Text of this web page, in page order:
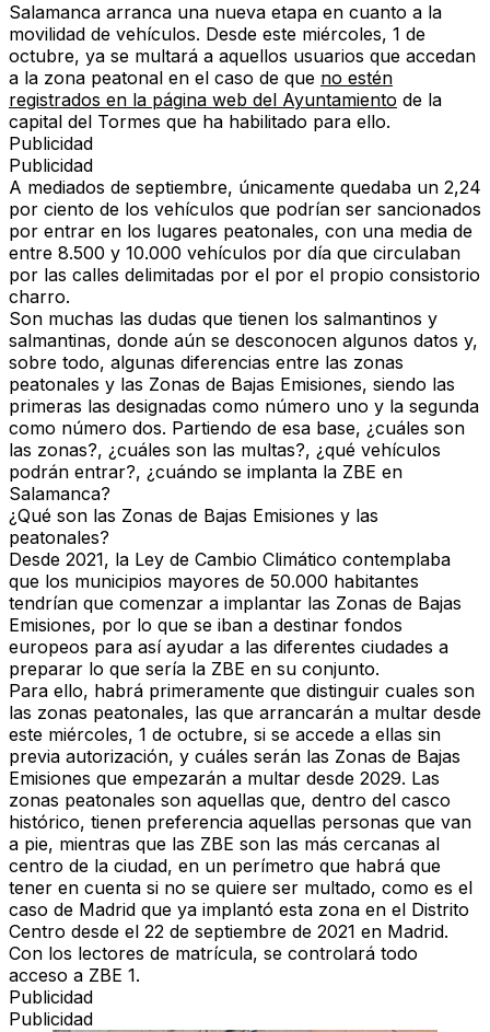
Salamanca arranca una nueva etapa en cuanto a la
movilidad de vehículos. Desde este miércoles, 1 de
octubre, ya se multará a aquellos usuarios que accedan
a la zona peatonal en el caso de que no estén
registrados en la página web del Ayuntamiento de la
capital del Tormes que ha habilitado para ello.
Publicidad
Publicidad
A mediados de septiembre, únicamente quedaba un 2,24
por ciento de los vehículos que podrían ser sancionados
por entrar en los lugares peatonales, con una media de
entre 8.500 y 10.000 vehículos por día que circulaban
por las calles delimitadas por el por el propio consistorio
charro.
Son muchas las dudas que tienen los salmantinos y
salmantinas, donde aún se desconocen algunos datos y,
sobre todo, algunas diferencias entre las zonas
peatonales y las Zonas de Bajas Emisiones, siendo las
primeras las designadas como número uno y la segunda
como número dos. Partiendo de esa base, ¿cuáles son
las zonas?, ¿cuáles son las multas?, ¿qué vehículos
podrán entrar?, ¿cuándo se implanta la ZBE en
Salamanca?
¿Qué son las Zonas de Bajas Emisiones y las
peatonales?
Desde 2021, la Ley de Cambio Climático contemplaba
que los municipios mayores de 50.000 habitantes
tendrían que comenzar a implantar las Zonas de Bajas
Emisiones, por lo que se iban a destinar fondos
europeos para así ayudar a las diferentes ciudades a
preparar lo que sería la ZBE en su conjunto.
Para ello, habrá primeramente que distinguir cuales son
las zonas peatonales, las que arrancarán a multar desde
este miércoles, 1 de octubre, si se accede a ellas sin
previa autorización, y cuáles serán las Zonas de Bajas
Emisiones que empezarán a multar desde 2029. Las
zonas peatonales son aquellas que, dentro del casco
histórico, tienen preferencia aquellas personas que van
a pie, mientras que las ZBE son las más cercanas al
centro de la ciudad, en un perímetro que habrá que
tener en cuenta si no se quiere ser multado, como es el
caso de Madrid que ya implantó esta zona en el Distrito
Centro desde el 22 de septiembre de 2021 en Madrid.
Con los lectores de matrícula, se controlará todo
acceso a ZBE 1.
Publicidad
Publicidad